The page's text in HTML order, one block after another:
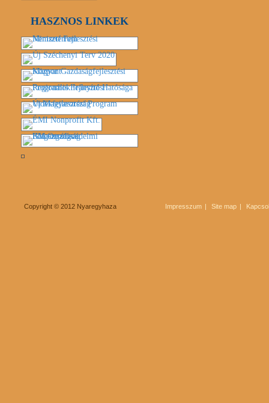
HASZNOS LINKEK
Copyright © 2012 Nyaregyhaza Impresszum Site map